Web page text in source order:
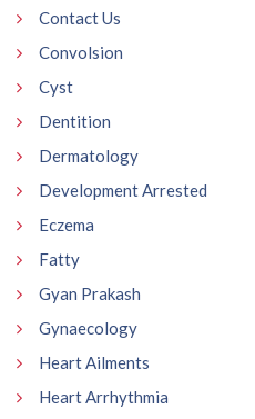
Contact Us
Convolsion
Cyst
Dentition
Dermatology
Development Arrested
Eczema
Fatty
Gyan Prakash
Gynaecology
Heart Ailments
Heart Arrhythmia